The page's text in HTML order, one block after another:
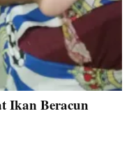
Ikan Beracun